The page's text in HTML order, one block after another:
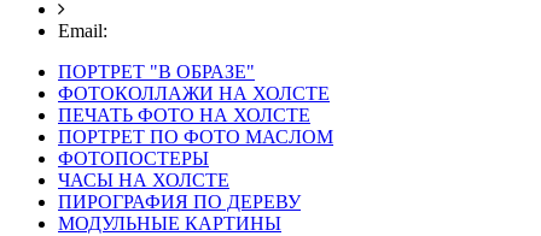
Email:
ПОРТРЕТ "В ОБРАЗЕ"
ФОТОКОЛЛАЖИ НА ХОЛСТЕ
ПЕЧАТЬ ФОТО НА ХОЛСТЕ
ПОРТРЕТ ПО ФОТО МАСЛОМ
ФОТОПОСТЕРЫ
ЧАСЫ НА ХОЛСТЕ
ПИРОГРАФИЯ ПО ДЕРЕВУ
МОДУЛЬНЫЕ КАРТИНЫ